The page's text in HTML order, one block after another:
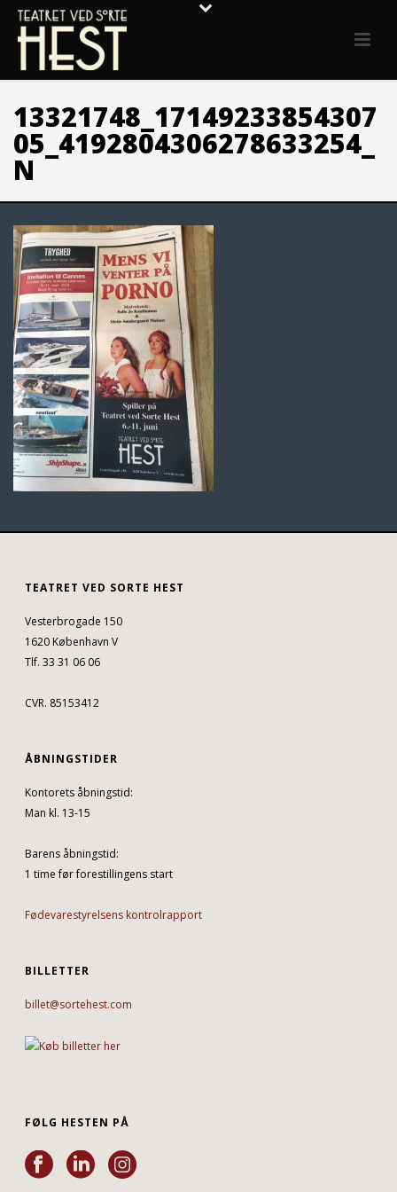
13321748_17149233854307
05_4192804306278633254_
N
TEATRET VED SORTE HEST
Vesterbrogade 150
1620 København V
Tlf. 33 31 06 06
CVR. 85153412
ÅBNINGSTIDER
Kontorets åbningstid:
Man kl. 13-15
Barens åbningstid:
1 time før forestillingens start
Fødevarestyrelsens kontrolrapport
BILLETTER
billet@sortehest.com
FØLG HESTEN PÅ